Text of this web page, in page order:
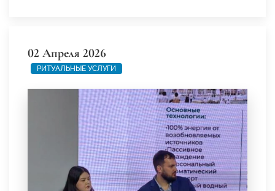
02 Апреля 2026
РИТУАЛЬНЫЕ УСЛУГИ